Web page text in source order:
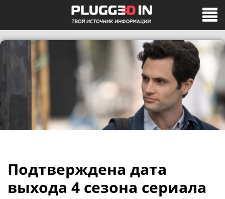
Подтверждена дата
выхода 4 сезона сериала